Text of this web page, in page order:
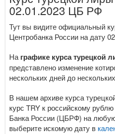
02.01.2023 ЦБ РФ
Тут вы видите официальный
Центробанка России на дату
На графике курса турецкой
представлено изменение
нескольких дней до
В нашем архиве курса
курс TRY к российскому
Банка России (ЦБРФ) на
выберите искомую дату в